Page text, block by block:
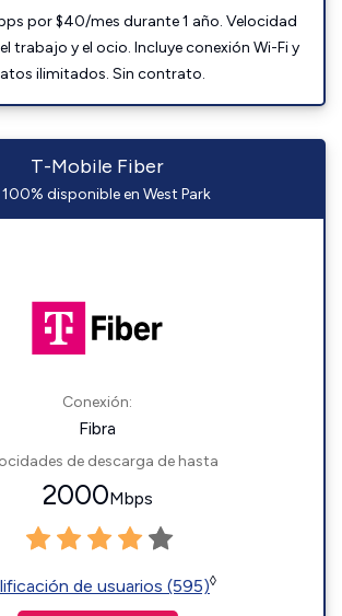
por $40/mes durante 1 año. Velocidad
trabajo y el ocio. Incluye conexión Wi-Fi y
ilimitados. Sin contrato.
T-Mobile Fiber
100% disponible en West Park
Conexión:
Fibra
de descarga de hasta
2000Mbps
de usuarios (595)◊